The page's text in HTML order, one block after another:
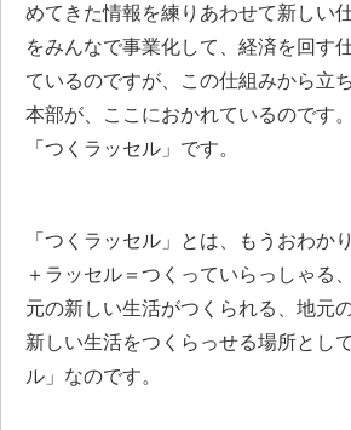
めてきた情報を練りあわせて新しい
をみんなで事業化して、経済を回す
ているのですが、この仕組みから立
本部が、ここにおかれているのです
「つくラッセル」です。
「つくラッセル」とは、もうおわか
＋ラッセル＝つくっていらっしゃる
元の新しい生活がつくられる、地元
新しい生活をつくらっせる場所とし
ル」なのです。